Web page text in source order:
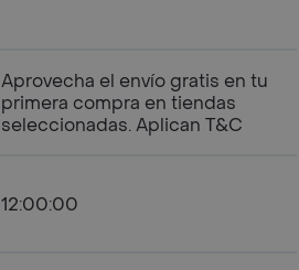
Aprovecha el envío gratis en tu
primera compra en tiendas
seleccionadas. Aplican T&C
12:00:00